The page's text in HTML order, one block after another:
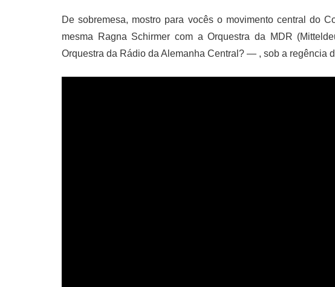
De sobremesa, mostro para vocês o movimento central do
mesma Ragna Schirmer com a Orquestra da MDR
Orquestra da Rádio da Alemanha Central? — , sob a regência